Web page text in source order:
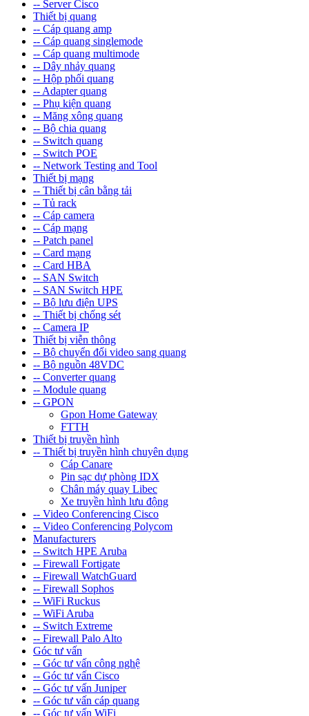
-- Server Cisco
Thiết bị quang
-- Cáp quang amp
-- Cáp quang singlemode
-- Cáp quang multimode
-- Dây nhảy quang
-- Hộp phối quang
-- Adapter quang
-- Phụ kiện quang
-- Măng xông quang
-- Bộ chia quang
-- Switch quang
-- Switch POE
-- Network Testing and Tool
Thiết bị mạng
-- Thiết bị cân bằng tải
-- Tủ rack
-- Cáp camera
-- Cáp mạng
-- Patch panel
-- Card mạng
-- Card HBA
-- SAN Switch
-- SAN Switch HPE
-- Bộ lưu điện UPS
-- Thiết bị chống sét
-- Camera IP
Thiết bị viễn thông
-- Bộ chuyển đổi video sang quang
-- Bộ nguồn 48VDC
-- Converter quang
-- Module quang
-- GPON
Gpon Home Gateway
FTTH
Thiết bị truyền hình
-- Thiết bị truyền hình chuyên dụng
Cáp Canare
Pin sạc dự phòng IDX
Chân máy quay Libec
Xe truyền hình lưu động
-- Video Conferencing Cisco
-- Video Conferencing Polycom
Manufacturers
-- Switch HPE Aruba
-- Firewall Fortigate
-- Firewall WatchGuard
-- Firewall Sophos
-- WiFi Ruckus
-- WiFi Aruba
-- Switch Extreme
-- Firewall Palo Alto
Góc tư vấn
-- Góc tư vấn công nghệ
-- Góc tư vấn Cisco
-- Góc tư vấn Juniper
-- Góc tư vấn cáp quang
-- Góc tư vấn WiFi